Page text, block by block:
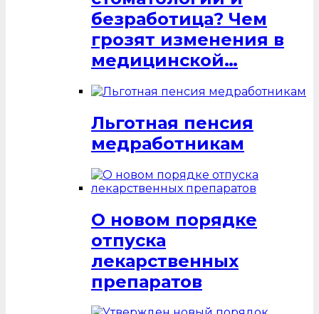
безработица? Чем
грозят изменения в
медицинской…
Льготная пенсия
медработникам
О новом порядке
отпуска
лекарственных
препаратов